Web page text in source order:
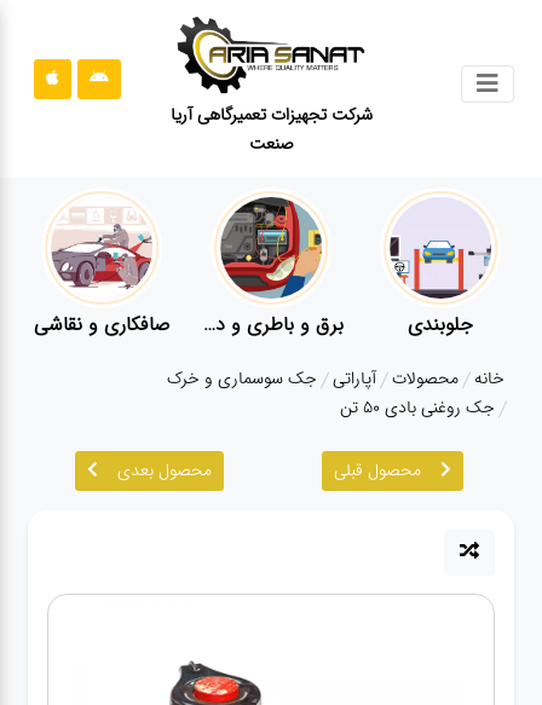
شرکت تجهیزات تعمیرگاهی آریا
صنعت
قوانین
سایت
ارتباط
درباره
ما
آپاراتی
جلوبندی برق و باطری و دیاگ صافکاری و نقاشی
خانه محصولات آپاراتی جک سوسماری و خرک
جک روغنی بادی ۵۰ تن
محصول قبلی محصول بعدی